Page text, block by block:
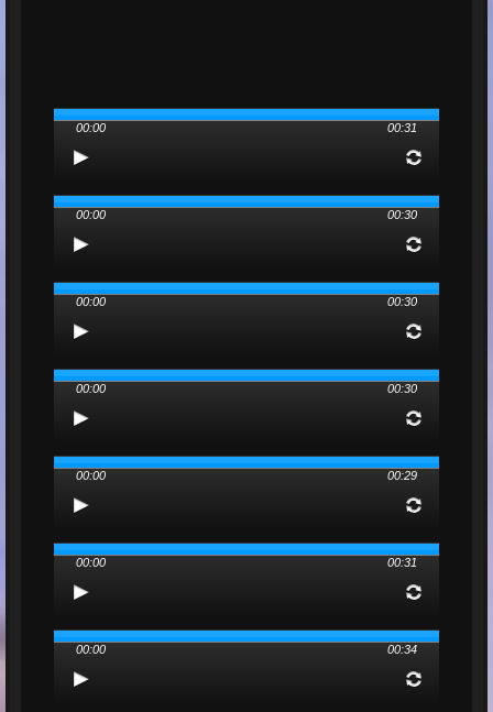
00:00 00:31
00:00 00:30
00:00 00:30
00:00 00:30
00:00 00:29
00:00 00:31
00:00 00:34